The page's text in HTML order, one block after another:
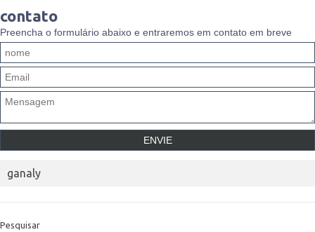
contato
Preencha o formulário abaixo e entraremos em contato em breve
ganaly
Pesquisar